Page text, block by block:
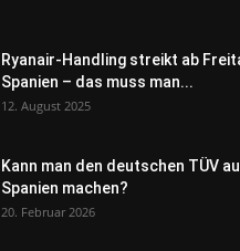
Ryanair-Handling streikt ab
Spanien – das muss man...
12. August 2025
Kann man den deutschen TÜV
Spanien machen?
20. Februar 2026